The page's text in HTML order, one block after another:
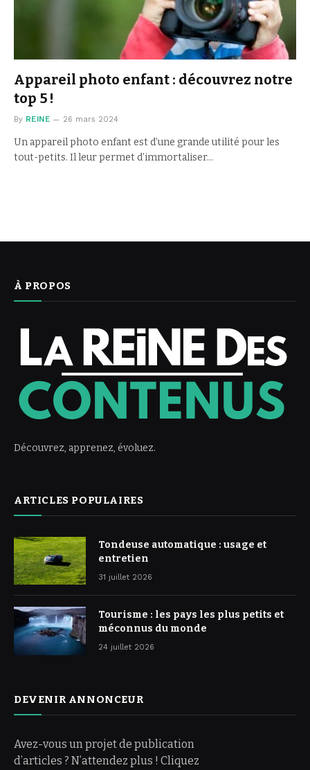
Appareil photo enfant : découvrez notre
top 5 !
By REINE 26 mars 2024
Un appareil photo enfant est d’une grande utilité pour les
tout-petits. Il leur permet d’immortaliser…
À PROPOS
Découvrez, apprenez, évoluez.
ARTICLES POPULAIRES
Tondeuse automatique : usage et
entretien
31 juillet 2026
Tourisme : les pays les plus petits et
méconnus du monde
24 juillet 2026
DEVENIR ANNONCEUR
Avez-vous un projet de publication
d’articles ? N’attendez plus ! Cliquez